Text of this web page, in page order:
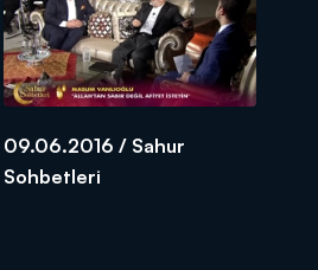
09.06.2016 / Sahur
Sohbetleri